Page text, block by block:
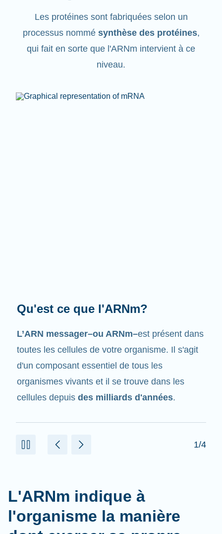
Les protéines sont fabriquées selon un
processus nommé synthèse des protéines,
qui fait en sorte que l'ARNm intervient à ce
niveau.
Que fait-il?
Tout comme son nom l'indique, l'ARNm est un
messager. Il interagit avec d'autres
composants dans les cellules qui aident à créer
des protéines.
l'organisme la manière
dont exercer sa propre